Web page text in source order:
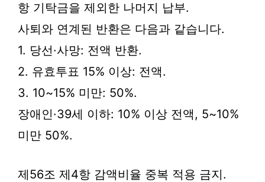
항 기탁금을 제외한 나머지 납부.
사퇴와 연계된 반환은 다음과 같습니다.
1. 당선·사망: 전액 반환.
2. 유효투표 15% 이상: 전액.
3. 10~15% 미만: 50%.
장애인·39세 이하: 10% 이상 전액, 5~10%
미만 50%.
제56조 제4항 감액비율 중복 적용 금지.